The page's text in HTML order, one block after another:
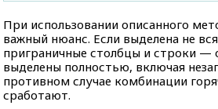
При использовании описанного
важный нюанс. Если выделена не
приграничные столбцы и строки —
выделены полностью, включая
противном случае комбинации
сработают.